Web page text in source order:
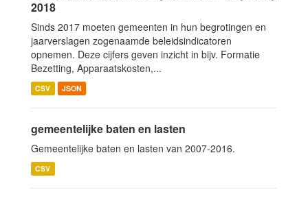
2018
Sinds 2017 moeten gemeenten in hun begrotingen en
jaarverslagen zogenaamde beleidsindicatoren
opnemen. Deze cijfers geven inzicht in bijv. Formatie
Bezetting, Apparaatskosten,...
CSV JSON
gemeentelijke baten en lasten
Gemeentelijke baten en lasten van 2007-2016.
CSV